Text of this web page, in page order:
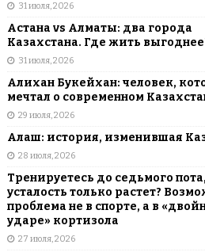
31 июля, 2026
Астана vs Алматы: два города
Казахстана. Где жить
31 июля, 2026
Алихан Букейхан: человек,
мечтал о современном
29 июля, 2026
Алаш: история, изменившая
28 июля, 2026
Тренируетесь до седьмого
усталость только растет?
проблема не в спорте, а в
ударе» кортизола
27 июля, 2026